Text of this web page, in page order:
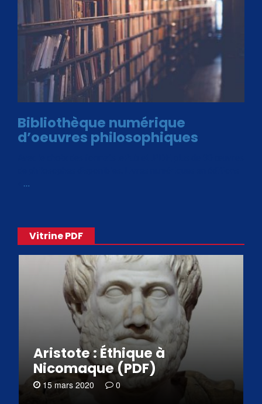
Bibliothèque numérique
d’oeuvres philosophiques
…
Vitrine PDF
Aristote : Éthique à
Nicomaque (PDF)
15 mars 2020 0